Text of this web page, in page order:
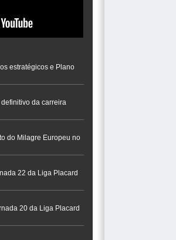
estratégicos e Plano
da carreira
histórica na Cidade do
do Milagre Europeu no
22 da Liga Placard
20 da Liga Placard